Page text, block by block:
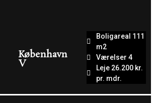
Boligareal 111
m2
Værelser 4
Leje 26.200 kr.
pr. mdr.
København
V